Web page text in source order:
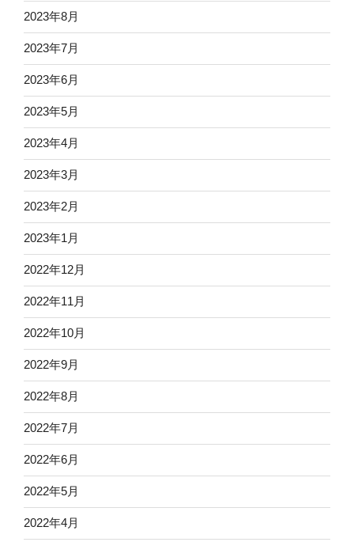
2023年8月
2023年7月
2023年6月
2023年5月
2023年4月
2023年3月
2023年2月
2023年1月
2022年12月
2022年11月
2022年10月
2022年9月
2022年8月
2022年7月
2022年6月
2022年5月
2022年4月